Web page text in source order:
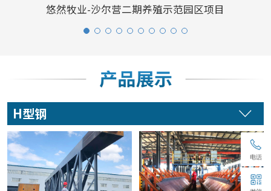
悠然牧业-沙尔营二期养殖示范园区项目
H型钢